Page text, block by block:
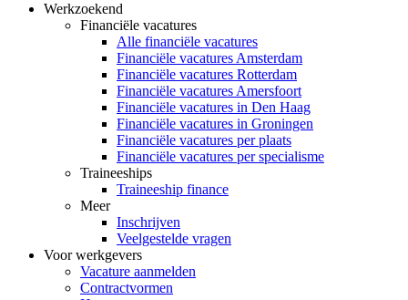
Werkzoekend
Financiële vacatures
Alle financiële vacatures
Financiële vacatures Amsterdam
Financiële vacatures Rotterdam
Financiële vacatures Amersfoort
Financiële vacatures in Den Haag
Financiële vacatures in Groningen
Financiële vacatures per plaats
Financiële vacatures per specialisme
Traineeships
Traineeship finance
Meer
Inschrijven
Veelgestelde vragen
Voor werkgevers
Vacature aanmelden
Contractvormen